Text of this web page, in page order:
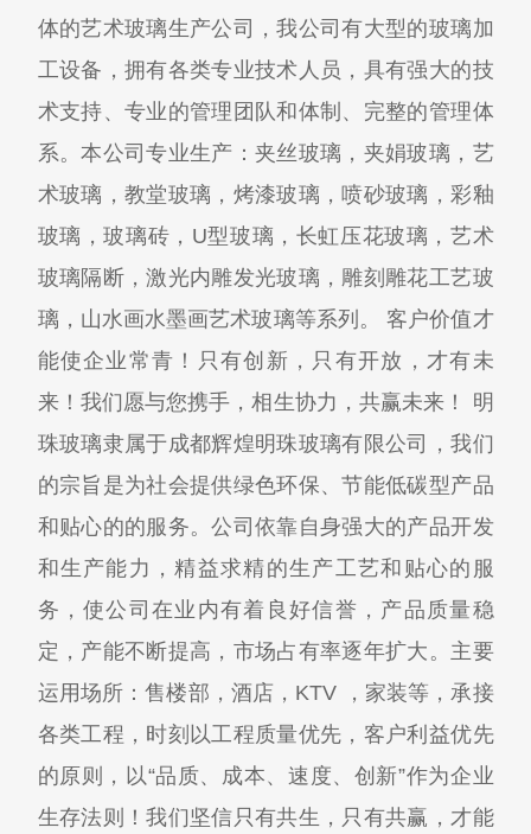
体的艺术玻璃生产公司，我公司有大型的玻璃加
工设备，拥有各类专业技术人员，具有强大的技
术支持、专业的管理团队和体制、完整的管理体
系。本公司专业生产：夹丝玻璃，夹娟玻璃，艺
术玻璃，教堂玻璃，烤漆玻璃，喷砂玻璃，彩釉
玻璃，玻璃砖，U型玻璃，长虹压花玻璃，艺术
玻璃隔断，激光内雕发光玻璃，雕刻雕花工艺玻
璃，山水画水墨画艺术玻璃等系列。 客户价值才
能使企业常青！只有创新，只有开放，才有未
来！我们愿与您携手，相生协力，共赢未来！ 明
珠玻璃隶属于成都辉煌明珠玻璃有限公司，我们
的宗旨是为社会提供绿色环保、节能低碳型产品
和贴心的的服务。公司依靠自身强大的产品开发
和生产能力，精益求精的生产工艺和贴心的服
务，使公司在业内有着良好信誉，产品质量稳
定，产能不断提高，市场占有率逐年扩大。主要
运用场所：售楼部，酒店，KTV ，家装等，承接
各类工程，时刻以工程质量优先，客户利益优先
的原则，以“品质、成本、速度、创新”作为企业
生存法则！我们坚信只有共生，只有共赢，才能